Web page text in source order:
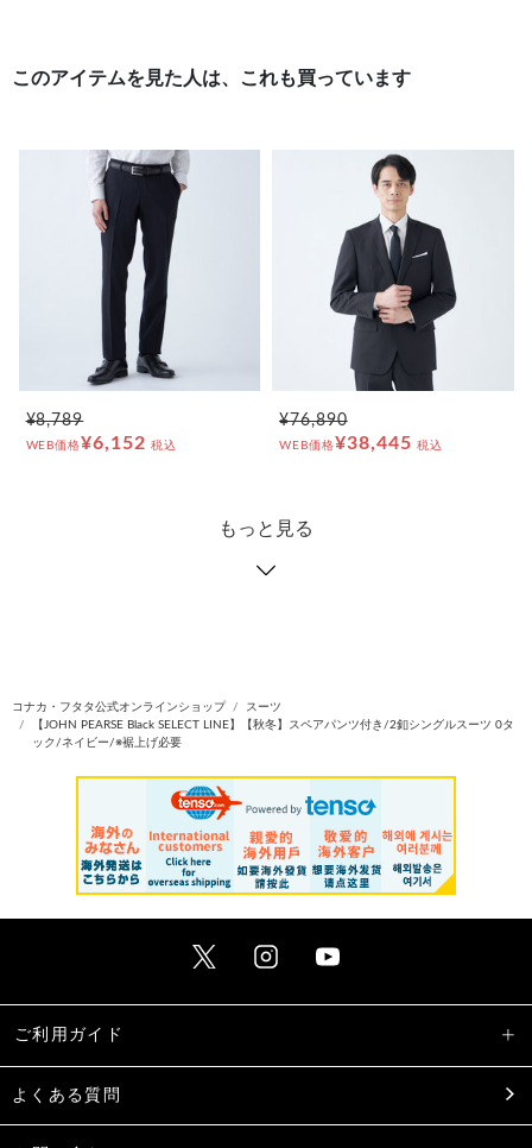
このアイテムを見た人は、これも買っています
¥8,789
WEB価格¥6,152 税込
¥76,890
WEB価格¥38,445 税込
もっと見る
コナカ・フタタ公式オンラインショップ
スーツ
【JOHN PEARSE Black SELECT LINE】【秋冬】スペアパンツ付き/2釦シングルスーツ 0タ
ック/ネイビー/※裾上げ必要
ご利用ガイド
よくある質問